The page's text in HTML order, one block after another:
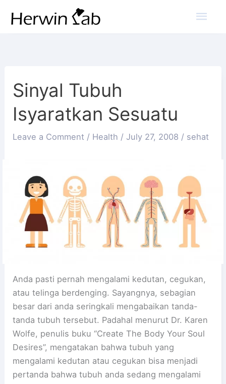
Sinyal Tubuh
Isyaratkan Sesuatu
Leave a Comment / Health / July 27, 2008 / sehat
Anda pasti pernah mengalami kedutan, cegukan,
atau telinga berdenging. Sayangnya, sebagian
besar dari anda seringkali mengabaikan tanda-
tanda tubuh tersebut. Padahal menurut Dr. Karen
Wolfe, penulis buku “Create The Body Your Soul
Desires”, mengatakan bahwa tubuh yang
mengalami kedutan atau cegukan bisa menjadi
pertanda bahwa tubuh anda sedang mengalami